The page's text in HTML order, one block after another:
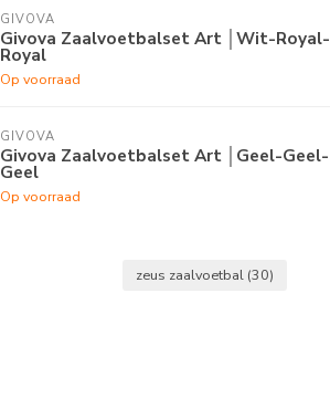
GIVOVA
Givova Zaalvoetbalset Art │Wit-Royal-
Royal
Op voorraad
GIVOVA
Givova Zaalvoetbalset Art │Geel-Geel-
Geel
Op voorraad
zeus zaalvoetbal (30)